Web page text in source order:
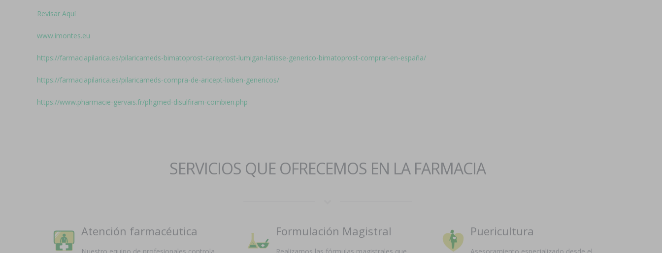
Revisar Aquí
www.imontes.eu
https://farmaciapilarica.es/pilaricameds-bimatoprost-careprost-lumigan-latisse-generico-bimatoprost-comprar-en-españa/
https://farmaciapilarica.es/pilaricameds-compra-de-aricept-lixben-genericos/
https://www.pharmacie-gervais.fr/phgmed-disulfiram-combien.php
SERVICIOS QUE OFRECEMOS EN LA FARMACIA
Atención farmacéutica Formulación Magistral Puericultura